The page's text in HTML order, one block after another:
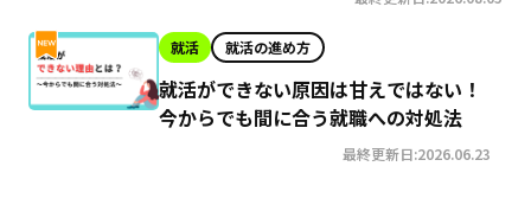
就活 就活の進め方
就活ができない原因は甘えではない！
今からでも間に合う就職への対処法
最終更新日:2026.06.23